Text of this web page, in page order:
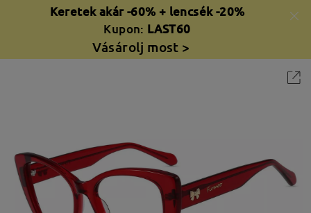
Keretek akár -60% + lencsék -20%
Kupon: LAST60
Vásárolj most >